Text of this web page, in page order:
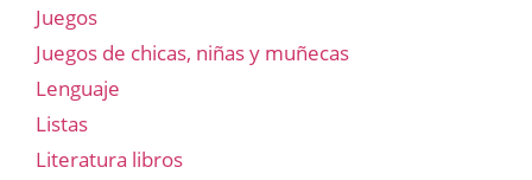
Juegos
Juegos de chicas, niñas y muñecas
Lenguaje
Listas
Literatura libros